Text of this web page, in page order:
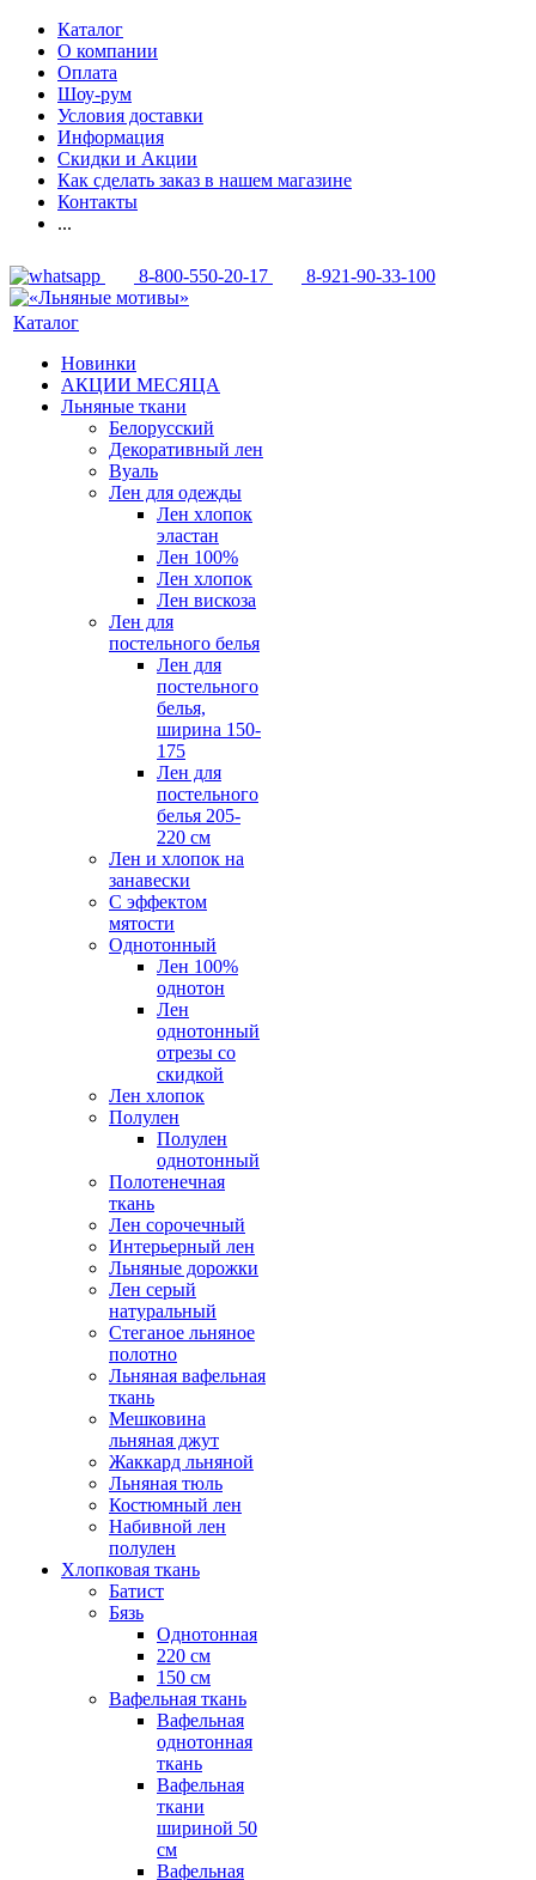
Каталог
О компании
Оплата
Шоу-рум
Условия доставки
Информация
Скидки и Акции
Как сделать заказ в нашем магазине
Контакты
...
8-800-550-20-17 8-921-90-33-100
Каталог
Новинки
АКЦИИ МЕСЯЦА
Льняные ткани
Белорусский
Декоративный лен
Вуаль
Лен для одежды
Лен хлопок
эластан
Лен 100%
Лен хлопок
Лен вискоза
Лен для
постельного белья
Лен для
постельного
белья,
ширина 150-
175
Лен для
постельного
белья 205-
220 см
Лен и хлопок на
занавески
С эффектом
мятости
Однотонный
Лен 100%
однотон
Лен
однотонный
отрезы со
скидкой
Лен хлопок
Полулен
Полулен
однотонный
Полотенечная
ткань
Лен сорочечный
Интерьерный лен
Льняные дорожки
Лен серый
натуральный
Стеганое льняное
полотно
Льняная вафельная
ткань
Мешковина
льняная джут
Жаккард льняной
Льняная тюль
Костюмный лен
Набивной лен
полулен
Хлопковая ткань
Батист
Бязь
Однотонная
220 см
150 см
Вафельная ткань
Вафельная
однотонная
ткань
Вафельная
ткани
шириной 50
см
Вафельная